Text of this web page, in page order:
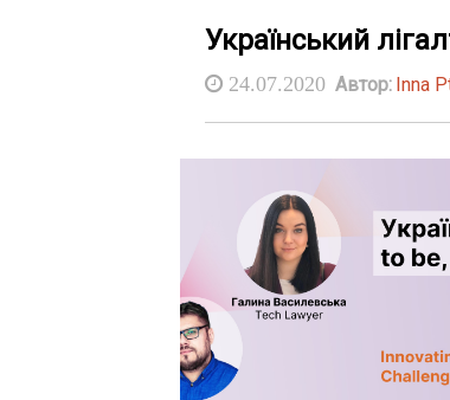
Український
24.07.2020 Автор: Inna